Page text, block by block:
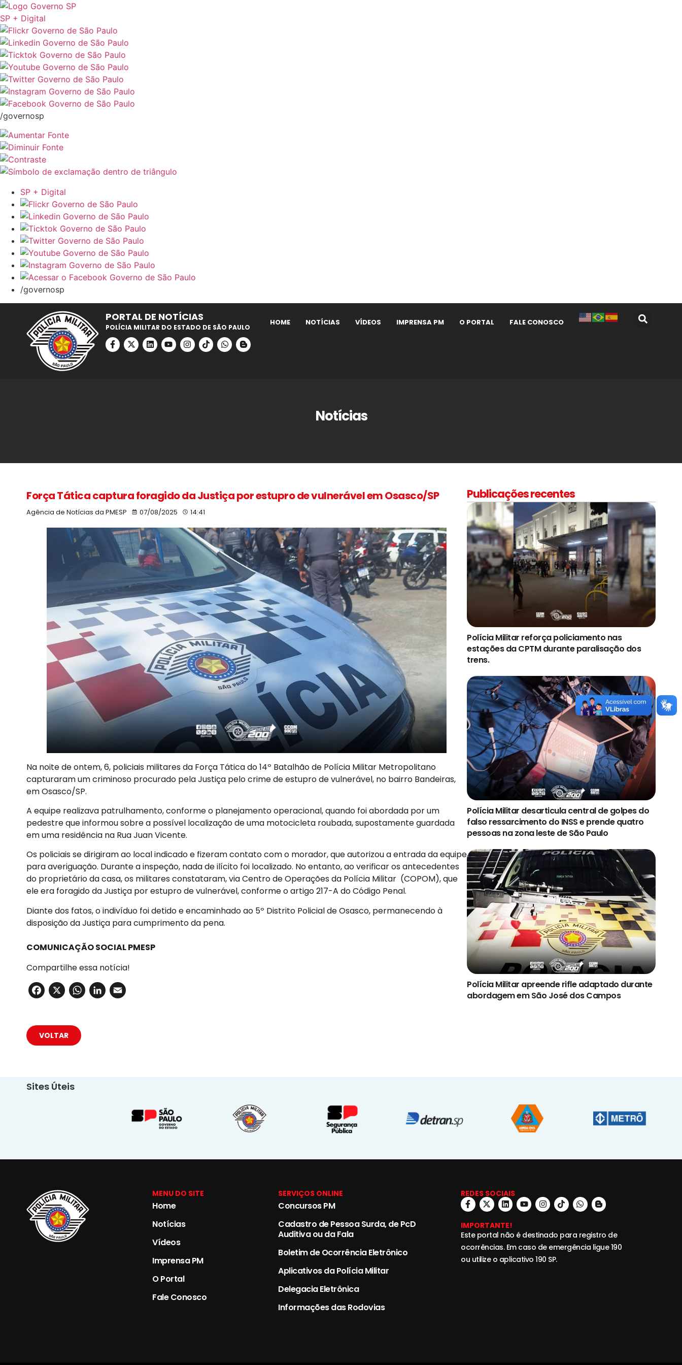
SP + Digital
/governosp
SP + Digital
/governosp
PORTAL DE NOTÍCIAS
POLÍCIA MILITAR DO ESTADO DE SÃO PAULO
HOME NOTÍCIAS VÍDEOS IMPRENSA PM O PORTAL FALE CONOSCO
Notícias
Força Tática captura foragido da Justiça por estupro de vulnerável em Osasco/SP
Agência de Notícias da PMESP 07/08/2025 14:41
Na noite de ontem, 6, policiais militares da Força Tática do 14º Batalhão de Polícia Militar Metropolitano
capturaram um criminoso procurado pela Justiça pelo crime de estupro de vulnerável, no bairro Bandeiras,
em Osasco/SP.
A equipe realizava patrulhamento, conforme o planejamento operacional, quando foi abordada por um
pedestre que informou sobre a possível localização de uma motocicleta roubada, supostamente guardada
em uma residência na Rua Juan Vicente.
Os policiais se dirigiram ao local indicado e fizeram contato com o morador, que autorizou a entrada da equipe
para averiguação. Durante a inspeção, nada de ilícito foi localizado. No entanto, ao verificar os antecedentes
do proprietário da casa, os militares constataram, via Centro de Operações da Polícia Militar (COPOM), que
ele era foragido da Justiça por estupro de vulnerável, conforme o artigo 217-A do Código Penal.
Diante dos fatos, o indivíduo foi detido e encaminhado ao 5º Distrito Policial de Osasco, permanecendo à
disposição da Justiça para cumprimento da pena.
COMUNICAÇÃO SOCIAL PMESP
Compartilhe essa notícia!
Facebook
X WhatsApp
LinkedIn
Publicações recentes
Polícia Militar reforça policiamento nas
estações da CPTM durante paralisação dos
trens.
Polícia Militar desarticula central de golpes do
falso ressarcimento do INSS e prende quatro
pessoas na zona leste de São Paulo
Polícia Militar apreende rifle adaptado durante
abordagem em São José dos Campos
VOLTAR
Sites Úteis
MENU DO SITE
Home
Notícias
Vídeos
Imprensa PM
O Portal
Fale Conosco
SERVIÇOS ONLINE
Concursos PM
Cadastro de Pessoa Surda, de PcD
Auditiva ou da Fala
Boletim de Ocorrência Eletrônico
Aplicativos da Polícia Militar
Delegacia Eletrônica
Informações das Rodovias
REDES SOCIAIS
IMPORTANTE!
Este portal não é destinado para registro de
ocorrências. Em caso de emergência ligue 190
ou utilize o aplicativo 190 SP.